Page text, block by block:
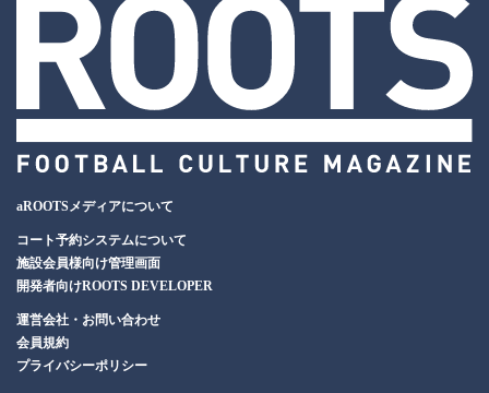
aROOTSメディアについて
コート予約システムについて
施設会員様向け管理画面
開発者向けROOTS DEVELOPER
運営会社・お問い合わせ
会員規約
プライバシーポリシー